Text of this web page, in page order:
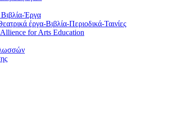
Έργα
έργα-Βιβλία-Περιοδικά-Ταινίες
for Arts Education